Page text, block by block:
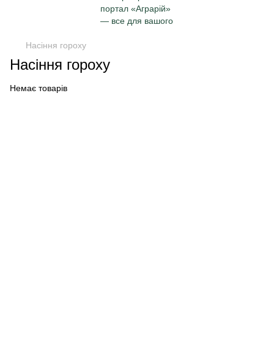
Насіння гороху
Насіння гороху
Немає товарів